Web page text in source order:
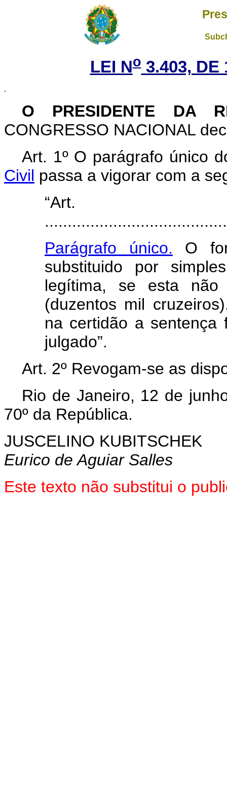
LEI No3.403, DE
.
O PRESIDENTE DA
CONGRESSO NACIONAL
Art. 1º O parágrafo único
Civil passa a vigorar com a
Parágrafo único. O
substituido por
legítima, se esta não
(duzentos mil
na certidão a sentença
julgado”.
Art. 2º Revogam-se as
Rio de Janeiro, 12 de
70º da República.
JUSCELINO KUBITSCHEK
Eurico de Aguiar Salles
Este texto não substitui o